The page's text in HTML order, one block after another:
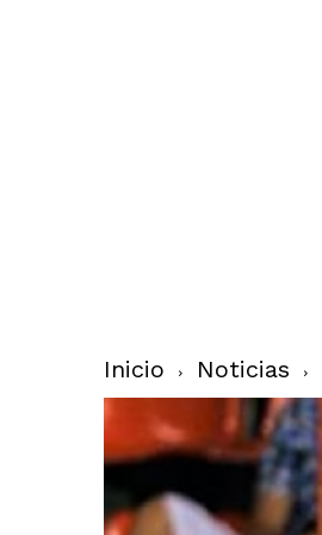
Inicio Noticias